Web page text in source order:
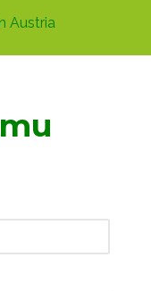
Austria